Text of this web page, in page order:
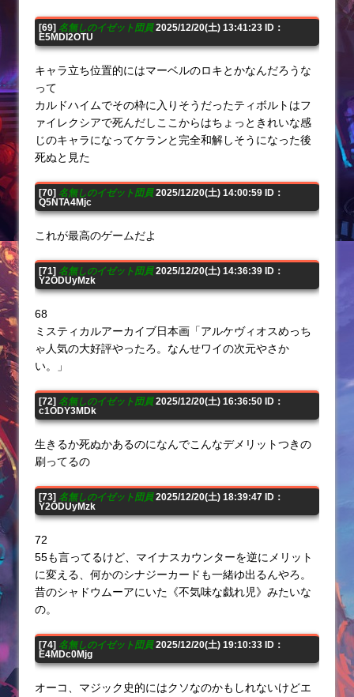
[69] 名無しのイゼット団員2025/12/20(土) 13:41:23 ID：
E5MDI2OTU
キャラ立ち位置的にはマーベルのロキとかなんだろうな
って
カルドハイムでその枠に入りそうだったティボルトはフ
ァイレクシアで死んだしここからはちょっときれいな感
じのキャラになってケランと完全和解しそうになった後
死ぬと見た
[70] 名無しのイゼット団員2025/12/20(土) 14:00:59 ID：
Q5NTA4Mjc
これが最高のゲームだよ
[71] 名無しのイゼット団員2025/12/20(土) 14:36:39 ID：
Y2ODUyMzk
68
ミスティカルアーカイブ日本画「アルケヴィオスめっち
ゃ人気の大好評やったろ。なんせワイの次元やさか
い。」
[72] 名無しのイゼット団員2025/12/20(土) 16:36:50 ID：
c1ODY3MDk
生きるか死ぬかあるのになんでこんなデメリットつきの
刷ってるの
[73] 名無しのイゼット団員2025/12/20(土) 18:39:47 ID：
Y2ODUyMzk
72
55も言ってるけど、マイナスカウンターを逆にメリット
に変える、何かのシナジーカードも一緒ゆ出るんやろ。
昔のシャドウムーアにいた《不気味な戯れ児》みたいな
の。
[74] 名無しのイゼット団員2025/12/20(土) 19:10:33 ID：
E4MDc0Mjg
オーコ、マジック史的にはクソなのかもしれないけどエ